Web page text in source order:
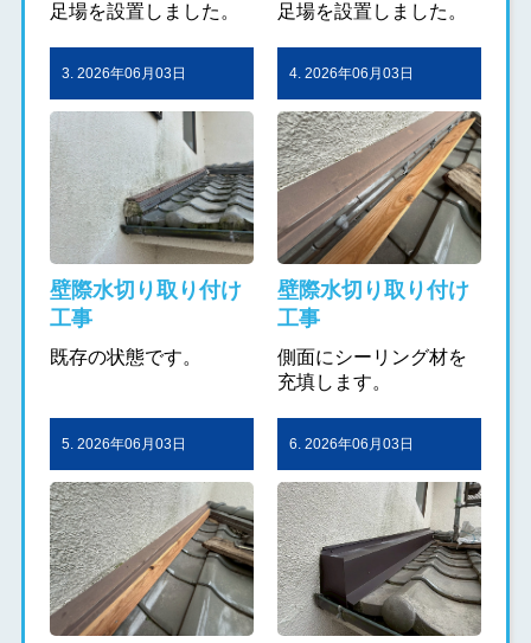
足場を設置しました。 足場を設置しました。
3. 2026年06月03日
壁際水切り取り付け
工事
既存の状態です。
4. 2026年06月03日
壁際水切り取り付け
工事
側面にシーリング材を
充填します。
5. 2026年06月03日 6. 2026年06月03日